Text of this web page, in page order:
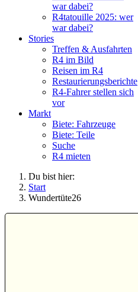
war dabei?
R4tatouille 2025: wer
war dabei?
Stories
Treffen & Ausfahrten
R4 im Bild
Reisen im R4
Restaurierungsberichte
R4-Fahrer stellen sich
vor
Markt
Biete: Fahrzeuge
Biete: Teile
Suche
R4 mieten
Du bist hier:
Start
Wundertüte26